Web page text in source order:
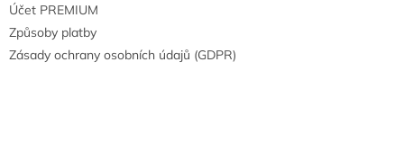
Účet PREMIUM
Způsoby platby
Zásady ochrany osobních údajů (GDPR)